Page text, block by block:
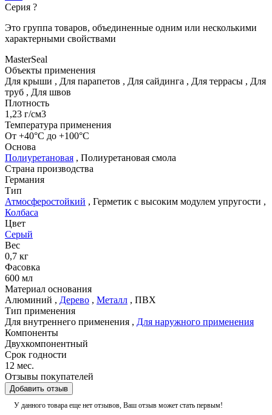
Серия ?
Это группа товаров, объединенные одним или несколькими
характерными свойствами
MasterSeal
Объекты применения
Для крыши , Для парапетов , Для сайдинга , Для террасы , Для
труб , Для швов
Плотность
1,23 г/см3
Температура применения
От +40°С до +100°С
Основа
Полиуретановая , Полиуретановая смола
Страна производства
Германия
Тип
Атмосферостойкий , Герметик с высоким модулем упругости ,
Колбаса
Цвет
Серый
Вес
0,7 кг
Фасовка
600 мл
Материал основания
Алюминий , Дерево , Металл , ПВХ
Тип применения
Для внутреннего применения , Для наружного применения
Компоненты
Двухкомпонентный
Срок годности
12 мес.
Отзывы покупателей
Добавить отзыв
У данного товара еще нет отзывов, Ваш отзыв может стать первым!